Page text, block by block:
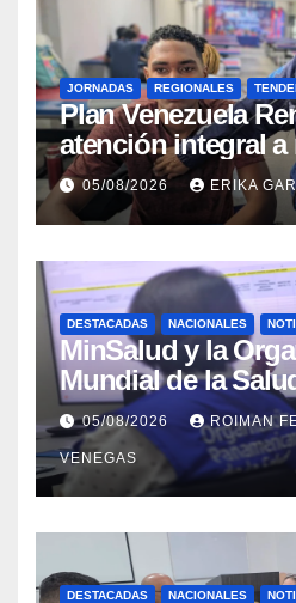
JORNADAS REGIONALES
​Plan Venezuela
atención integral
evaluación de
Aragua
05/08/2026 ERIKA
DESTACADAS NACIONALES
MinSalud y la
Mundial de la
propuesta técnica
materia de agua
higiene ante
sísmica
05/08/2026 ROIMAN
VENEGAS
DESTACADAS NACIONALES